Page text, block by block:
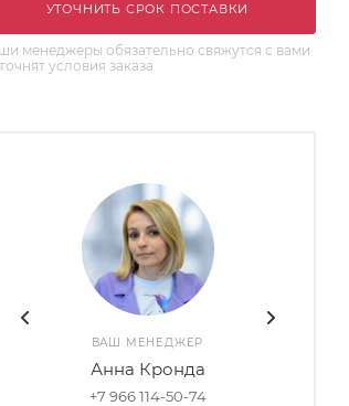
УТОЧНИТЬ СРОК ПОСТАВКИ
менеджеры обязательно свяжутся с вами
условия заказа
ВАШ МЕНЕДЖЕР
Анна Кронда
+7 966 114-50-74